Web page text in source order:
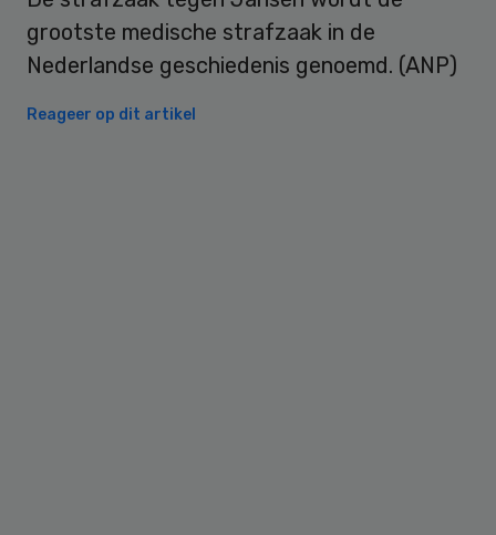
grootste medische strafzaak in de
Nederlandse geschiedenis genoemd. (ANP)
Reageer op dit artikel